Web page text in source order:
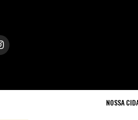
NOSSA